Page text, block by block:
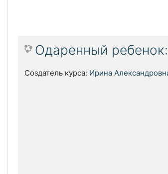
Одаренный
Создатель курса: Ирина